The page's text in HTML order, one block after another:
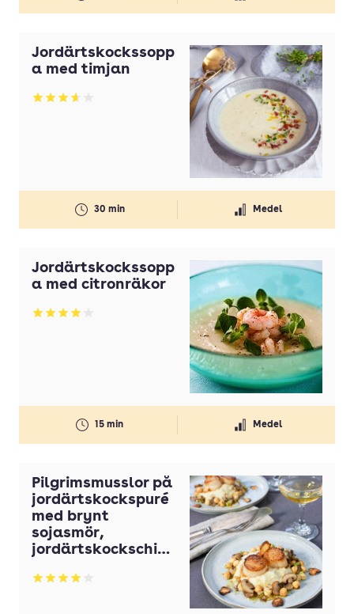
Jordärtskockssopp
a med timjan
Betyg: 3.67 av 5
30 min Medel
Jordärtskockssopp
a med citronräkor
Betyg: 3.92 av 5
15 min Medel
Pilgrimsmusslor på
jordärtskockspuré
med brynt
sojasmör,
jordärtskockschips
Betyg: 3.95 av 5